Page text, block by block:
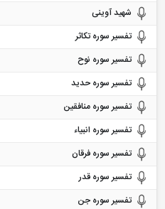
شهید آوینی
تفسیر سوره تکاثر
تفسیر سوره نوح
تفسیر سوره حدید
تفسیر سوره منافقین
تفسیر سوره انبیاء
تفسیر سوره فرقان
تفسیر سوره قدر
تفسیر سوره جن